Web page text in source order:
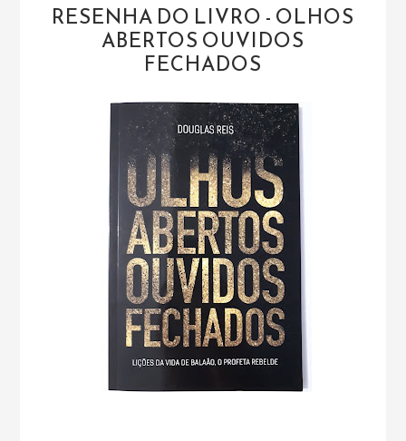
RESENHA DO LIVRO - OLHOS
ABERTOS OUVIDOS
FECHADOS